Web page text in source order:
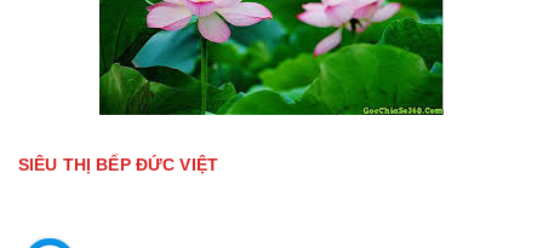
SIÊU THỊ BẾP ĐỨC VIỆT